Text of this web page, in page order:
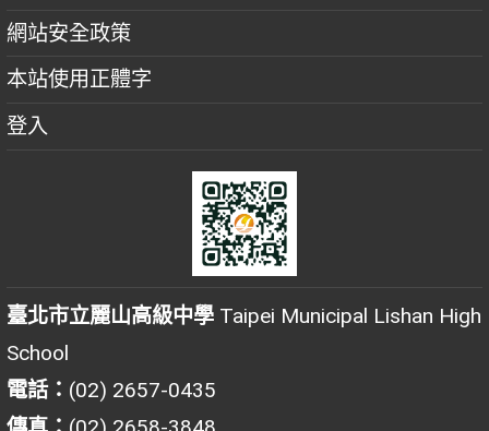
網站安全政策
本站使用正體字
登入
臺北市立麗山高級中學 Taipei Municipal Lishan High
School
電話： (02) 2657-0435